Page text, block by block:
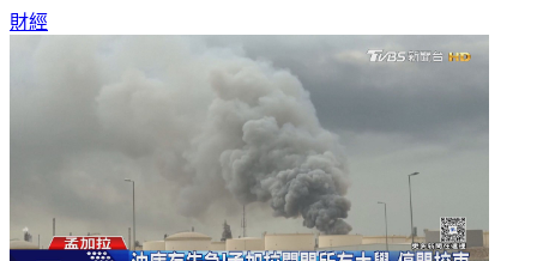
財經